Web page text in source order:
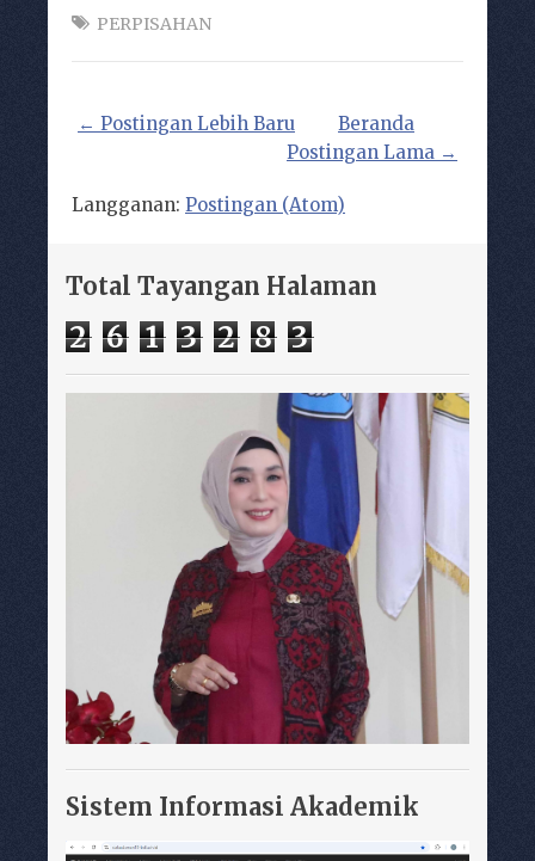
PERPISAHAN
← Postingan Lebih Baru
Postingan Lama →
Beranda
Langganan: Postingan (Atom)
Total Tayangan Halaman
2 6 1 3 2 8 3
Sistem Informasi Akademik